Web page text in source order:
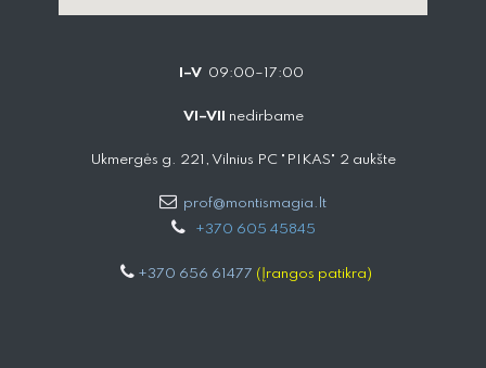
I–V 09:00–17:00
VI–VII nedirbame
Ukmergės g. 221, Vilnius PC "PIKAS" 2 aukšte
prof@montismagia.lt
+370 605 4584​5
+370 656 61477 (Įrangos patikra)